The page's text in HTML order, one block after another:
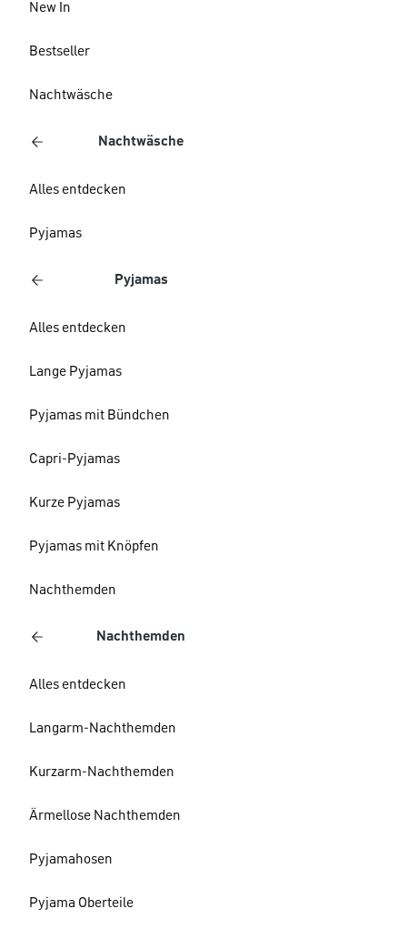
New In
Bestseller
Nachtwäsche
Nachtwäsche
Alles entdecken
Pyjamas
Pyjamas
Alles entdecken
Lange Pyjamas
Pyjamas mit Bündchen
Capri-Pyjamas
Kurze Pyjamas
Pyjamas mit Knöpfen
Nachthemden
Nachthemden
Alles entdecken
Langarm-Nachthemden
Kurzarm-Nachthemden
Ärmellose Nachthemden
Pyjamahosen
Pyjama Oberteile